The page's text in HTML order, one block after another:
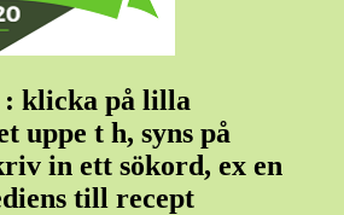
klicka på lilla
uppe t h, syns på
in ett sökord, ex en
till recept